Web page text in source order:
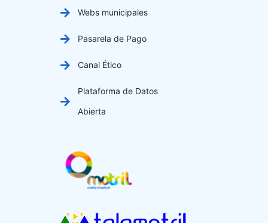
Webs municipales
Pasarela de Pago
Canal Ético
Plataforma de Datos
Abierta